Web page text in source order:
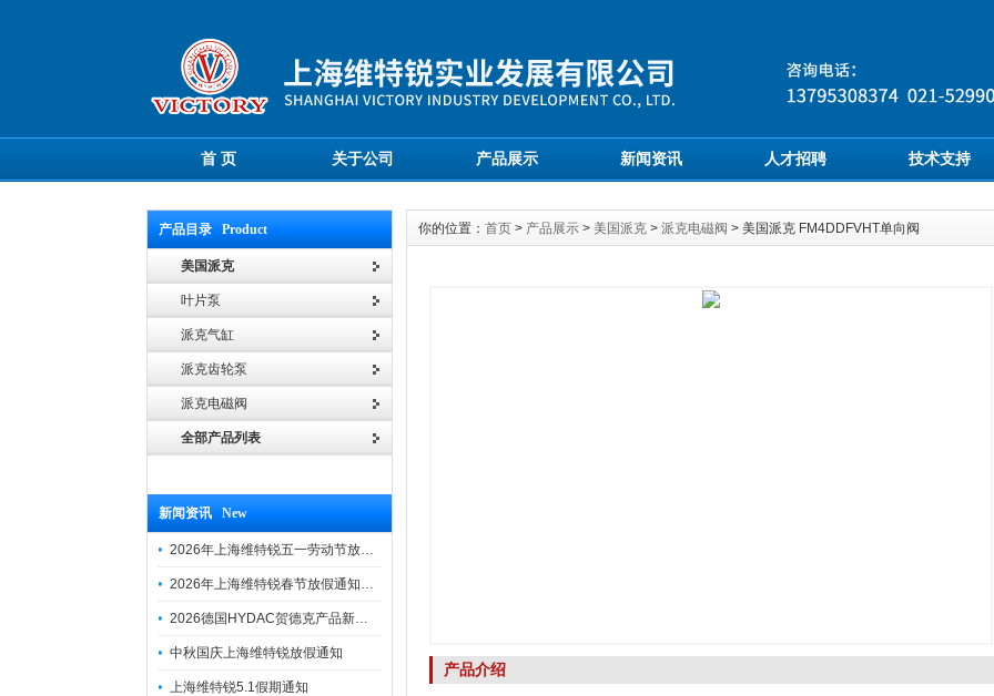
首 页 关于公司 产品展示 新闻资讯 人才招聘 技术支持
产品目录 Product
美国派克
叶片泵
派克气缸
派克齿轮泵
派克电磁阀
全部产品列表
新闻资讯 New
2026年上海维特锐五一劳动节放假通知
2026年上海维特锐春节放假通知及调班安排
2026德国HYDAC贺德克产品新到一批现货
中秋国庆上海维特锐放假通知
上海维特锐5.1假期通知
你的位置： 首页 > 产品展示 > 美国派克 > 派克电磁阀 > 美国派克 FM4DDFVHT单向阀
产品介绍